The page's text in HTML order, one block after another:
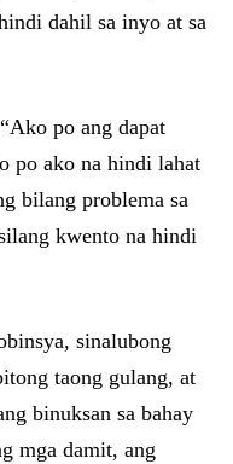
dahil sa inyo at sa
po ang dapat
po ako na hindi lahat
bilang problema sa
kwento na hindi
sinalubong
taong gulang, at
binuksan sa bahay
mga damit, ang